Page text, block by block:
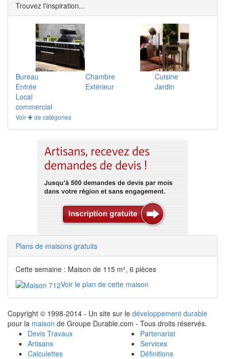
Trouvez l'inspiration...
Bureau Chambre
Cuisine
Entrée
Extérieur
Jardin
Local
commercial
Voir ✚ de catégories
Plans de maisons gratuits
Cette semaine : Maison de 115 m², 6 pièces
Voir le plan de cette maison
Copyright © 1998-2014 - Un site sur le développement durable
pour la maison de Groupe Durable.com - Tous droits réservés.
Devis Travaux
Artisans
Calculettes
Partenariat
Services
Définitions